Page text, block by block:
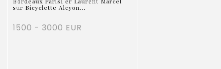
sur Bicyclette Alcyon...
1500 - 3000 EUR